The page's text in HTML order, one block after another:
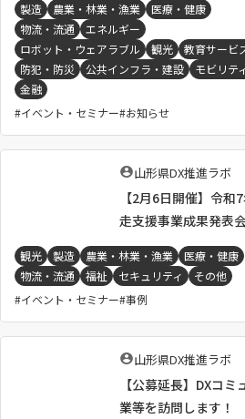
製造 農業・林業・漁業
医療・健康
物流・流通
エネルギー
ロボット・ウェアラブル
観光
教育サービ
防犯・防災
公共インフラ・建設
モビリテ
金融
イベント・セミナー お知らせ
執
者
：
山形県DX推進ラボ
【2月6日開催】令和
走支援事業成果発表
観光 製造 農業・林業・漁業
医療・健康
物流・流通
福祉 セキュリティ
その他
イベント・セミナー 事例
執
者
：
山形県DX推進ラボ
【公募延長】DXコ
業等を訪問します！